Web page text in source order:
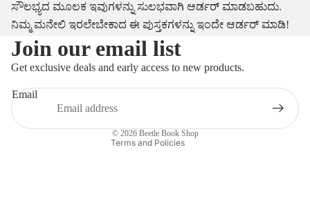
ಸೌಲಭ್ಯದ ಮೂಲಕ ಇವುಗಳನ್ನು ಸುಲಭವಾಗಿ ಆರ್ಡರ್ ಮಾಡಬಹುದು.
ನಿಮ್ಮ ಮನೇಲಿ ಇರಲೇಬೇಕಾದ ಈ ಪುಸ್ತಕಗಳನ್ನು ಇಂದೇ ಆರ್ಡರ್ ಮಾಡಿ!
Join our email list
Get exclusive deals and early access to new products.
Email
© 2026 Beetle Book Shop
Terms and Policies